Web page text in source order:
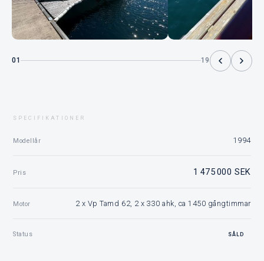
01 19
SPECIFIKATIONER
Modellår 1994
Pris 1 475 000 SEK
Motor 2 x Vp Tamd 62, 2 x 330 ahk, ca 1450 gångtimmar
Status SÅLD